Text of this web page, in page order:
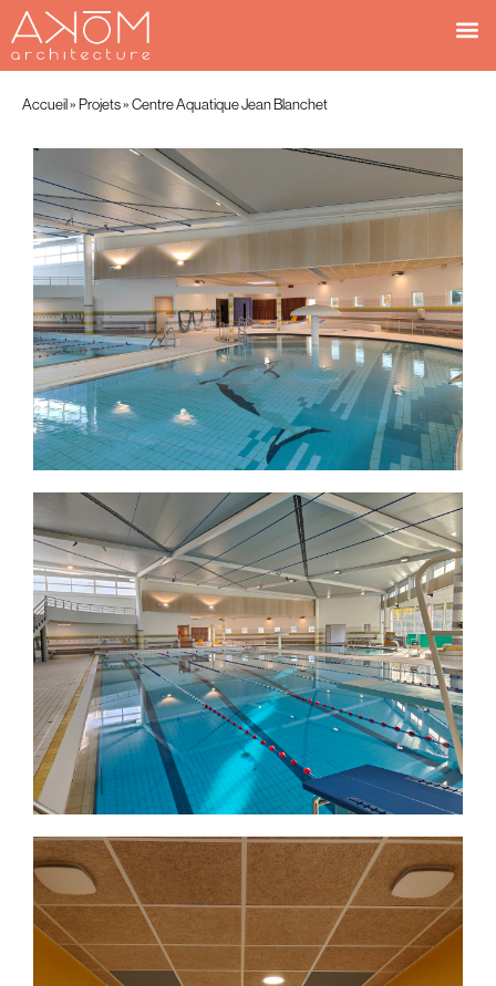
Accueil»Projets»Centre Aquatique Jean Blanchet